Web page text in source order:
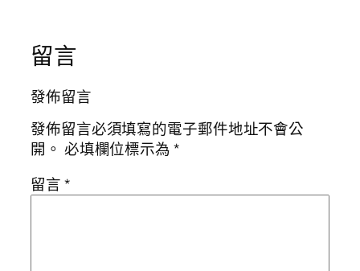
留言
發佈留言
發佈留言必須填寫的電子郵件地址不會公
開。 必填欄位標示為*
留言*